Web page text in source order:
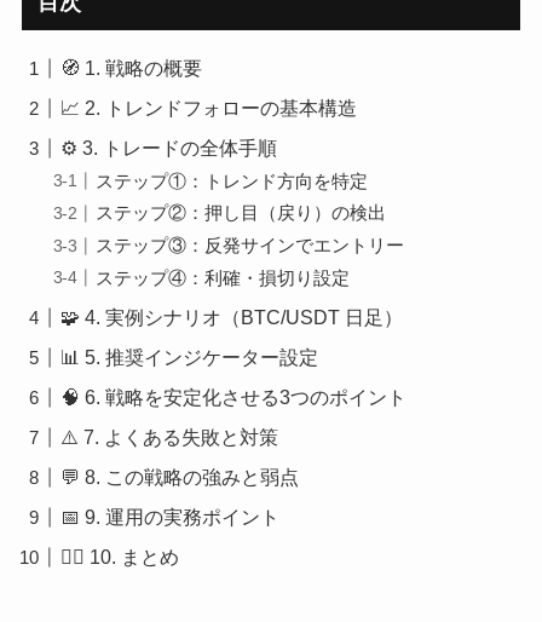
🧭 1. 戦略の概要
📈 2. トレンドフォローの基本構造
⚙️ 3. トレードの全体手順
ステップ①：トレンド方向を特定
ステップ②：押し目（戻り）の検出
ステップ③：反発サインでエントリー
ステップ④：利確・損切り設定
🧩 4. 実例シナリオ（BTC/USDT 日足）
📊 5. 推奨インジケーター設定
🧠 6. 戦略を安定化させる3つのポイント
⚠️ 7. よくある失敗と対策
💬 8. この戦略の強みと弱点
📅 9. 運用の実務ポイント
🧘‍♂️ 10. まとめ